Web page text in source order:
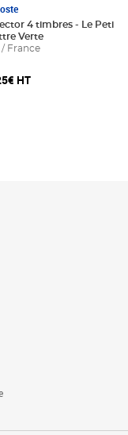
panier
4 timbres - Le Petit
Verte
France
HT